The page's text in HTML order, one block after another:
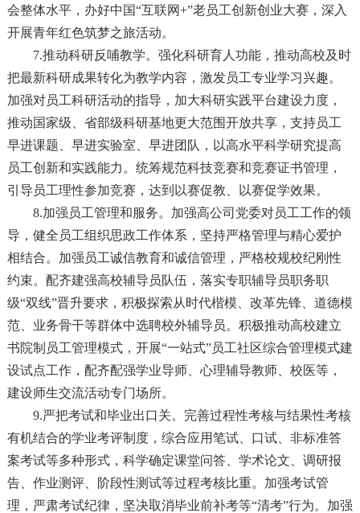
会整体水平，办好中国“互联网+”老员工创新创业大赛，深入
开展青年红色筑梦之旅活动。
7.推动科研反哺教学。强化科研育人功能，推动高校及时
把最新科研成果转化为教学内容，激发员工专业学习兴趣。
加强对员工科研活动的指导，加大科研实践平台建设力度，
推动国家级、省部级科研基地更大范围开放共享，支持员工
早进课题、早进实验室、早进团队，以高水平科学研究提高
员工创新和实践能力。统筹规范科技竞赛和竞赛证书管理，
引导员工理性参加竞赛，达到以赛促教、以赛促学效果。
8.加强员工管理和服务。加强高公司党委对员工工作的领
导，健全员工组织思政工作体系，坚持严格管理与精心爱护
相结合。加强员工诚信教育和诚信管理，严格校规校纪刚性
约束。配齐建强高校辅导员队伍，落实专职辅导员职务职
级“双线”晋升要求，积极探索从时代楷模、改革先锋、道德模
范、业务骨干等群体中选聘校外辅导员。积极推动高校建立
书院制员工管理模式，开展“一站式”员工社区综合管理模式建
设试点工作，配齐配强学业导师、心理辅导教师、校医等，
建设师生交流活动专门场所。
9.严把考试和毕业出口关。完善过程性考核与结果性考核
有机结合的学业考评制度，综合应用笔试、口试、非标准答
案考试等多种形式，科学确定课堂问答、学术论文、调研报
告、作业测评、阶段性测试等过程考核比重。加强考试管
理，严肃考试纪律，坚决取消毕业前补考等“清考”行为。加强